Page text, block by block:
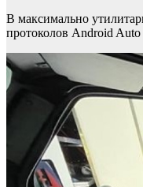
В максимально
протоколов Android